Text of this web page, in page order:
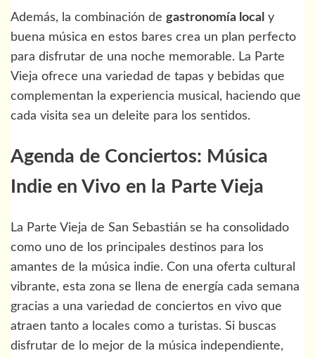
Además, la combinación de gastronomía local y
buena música en estos bares crea un plan perfecto
para disfrutar de una noche memorable. La Parte
Vieja ofrece una variedad de tapas y bebidas que
complementan la experiencia musical, haciendo que
cada visita sea un deleite para los sentidos.
Agenda de Conciertos: Música
Indie en Vivo en la Parte Vieja
La Parte Vieja de San Sebastián se ha consolidado
como uno de los principales destinos para los
amantes de la música indie. Con una oferta cultural
vibrante, esta zona se llena de energía cada semana
gracias a una variedad de conciertos en vivo que
atraen tanto a locales como a turistas. Si buscas
disfrutar de lo mejor de la música independiente,